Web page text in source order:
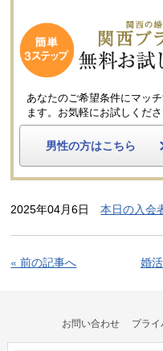
あなたのご希望条件にマッ
ます。
お気軽にお試しくださ
男性の方はこちら
2025年04月6日本日の入会
« 前の記事へ 婚
お問い合わせ プラ